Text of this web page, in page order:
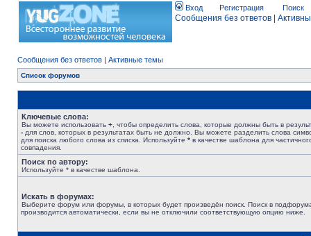
Вход Регистрация Поиск
Сообщения без ответов
Сообщения без ответов | Активные темы
Список форумов
Ключевые слова:
Вы можете использовать + , чтобы определить слова, которые должны быть в
- для слов, которых в результатах быть не должно. Вы можете разделить слова
для поиска любого слова из списка. Используйте * в качестве шаблона для
совпадения.
Поиск по автору:
Используйте * в качестве шаблона.
Искать в форумах:
Выберите форум или форумы, в которых будет произведён поиск. Поиск в
производится автоматически, если вы не отключили соответствующую опцию ниже.